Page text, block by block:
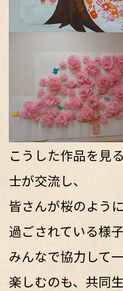
こうした作品を見
士が交流し、
皆さんが桜のよう
過ごされている様
みんなで協力して
楽しむのも、共同